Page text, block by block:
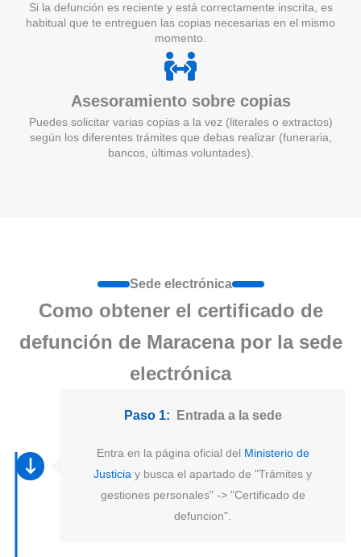
Si la defunción es reciente y está correctamente inscrita, es
habitual que te entreguen las copias necesarias en el mismo
momento.
Asesoramiento sobre copias
Puedes solicitar varias copias a la vez (literales o extractos)
según los diferentes trámites que debas realizar (funeraria,
bancos, últimas voluntades).
Sede electrónica
Como obtener el certificado de
defunción de Maracena por la sede
electrónica
Paso 1: Entrada a la sede
Entra en la página oficial del Ministerio de
Justicia y busca el apartado de "Trámites y
gestiones personales" -> "Certificado de
defuncion".